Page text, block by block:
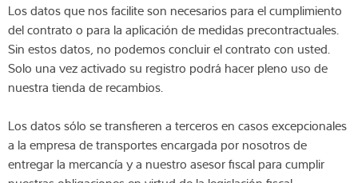
Los datos que nos facilite son necesarios para el cumplimiento
del contrato o para la aplicación de medidas precontractuales.
Sin estos datos, no podemos concluir el contrato con usted.
Solo una vez activado su registro podrá hacer pleno uso de
nuestra tienda de recambios.
Los datos sólo se transfieren a terceros en casos excepcionales
a la empresa de transportes encargada por nosotros de
entregar la mercancía y a nuestro asesor fiscal para cumplir